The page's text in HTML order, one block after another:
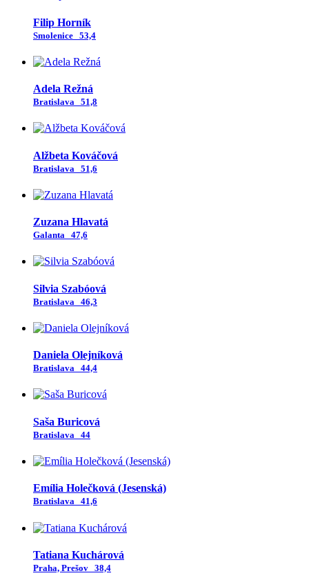
Filip Horník
Smolenice 53,4
Adela Režná
Bratislava 51,8
Alžbeta Kováčová
Bratislava 51,6
Zuzana Hlavatá
Galanta 47,6
Silvia Szabóová
Bratislava 46,3
Daniela Olejníková
Bratislava 44,4
Saša Buricová
Bratislava 44
Emília Holečková (Jesenská)
Bratislava 41,6
Tatiana Kuchárová
Praha, Prešov 38,4